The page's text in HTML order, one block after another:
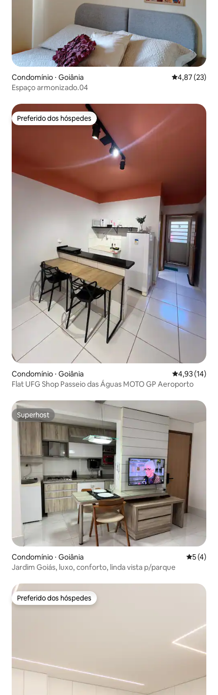
Condomínio ⋅ Goiânia 4,87 de uma
4,87 (23)
Espaço armonizado.04
Preferido dos hóspedes
Preferido dos hóspedes
Condomínio ⋅ Goiânia 4,93 de uma
4,93 (14)
Flat UFG Shop Passeio das Águas MOTO GP Aeroporto
Superhost
Superhost
Condomínio ⋅ Goiânia 5 de
5 (4)
Jardim Goiás, luxo, conforto, linda vista p/parque
Preferido dos hóspedes
Preferido dos hóspedes